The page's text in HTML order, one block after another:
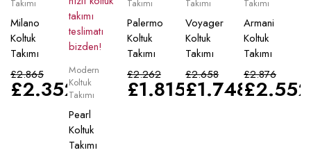
Takımı
Milano
Koltuk
Takımı
£2.865
£2.352
Modern
Koltuk
Takımı
Pearl
Koltuk
Takımı
Takımı
Palermo
Koltuk
Takımı
£2.262
£1.815
Takımı
Voyager
Koltuk
Takımı
£2.658
£1.748
Takımı
Armani
Koltuk
Takımı
£2.876
£2.552